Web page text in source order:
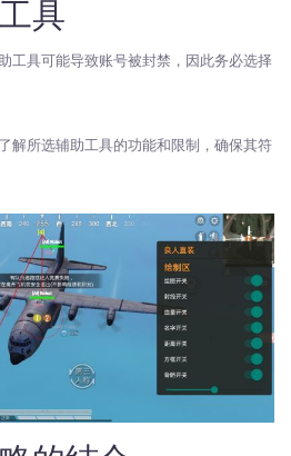
具
工具可能导致账号被封禁，因此务必选择
解所选辅助工具的功能和限制，确保其符